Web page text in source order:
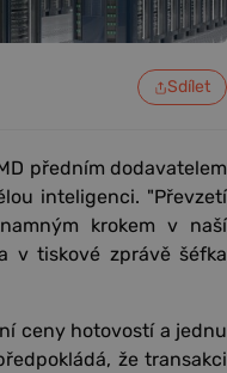
Sdílet
předním dodavatelem
inteligenci. "Převzetí
krokem v naší
v tiskové zprávě šéfka
ceny hotovostí a jednu
že transakci